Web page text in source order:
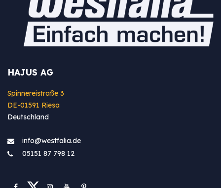
HAJUS AG
Spinnereistraße 3
DE-01591 Riesa
Deutschland
info@westfa​lia.de
05151 87 798 12